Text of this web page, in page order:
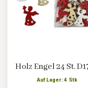
Holz Engel 24 St.
Auf Lager: 4 Stk